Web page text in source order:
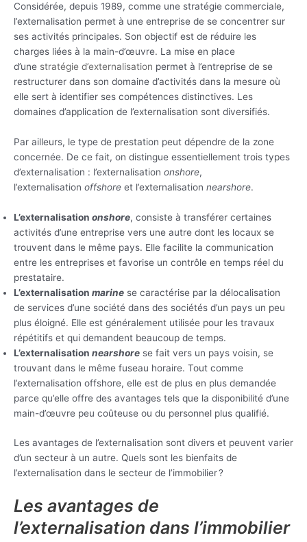
Considérée, depuis 1989, comme une stratégie commerciale,
l’externalisation permet à une entreprise de se concentrer sur
ses activités principales. Son objectif est de réduire les
charges liées à la main-d’œuvre. La mise en place
d’une stratégie d’externalisation permet à l’entreprise de se
restructurer dans son domaine d’activités dans la mesure où
elle sert à identifier ses compétences distinctives. Les
domaines d’application de l’externalisation sont diversifiés.
Par ailleurs, le type de prestation peut dépendre de la zone
concernée. De ce fait, on distingue essentiellement trois types
d’externalisation : l’externalisation onshore,
l’externalisation offshore et l’externalisation nearshore.
L’externalisation onshore, consiste à transférer certaines
activités d’une entreprise vers une autre dont les locaux se
trouvent dans le même pays. Elle facilite la communication
entre les entreprises et favorise un contrôle en temps réel du
prestataire.
L’externalisation marine se caractérise par la délocalisation
de services d’une société dans des sociétés d’un pays un peu
plus éloigné. Elle est généralement utilisée pour les travaux
répétitifs et qui demandent beaucoup de temps.
L’externalisation nearshore se fait vers un pays voisin, se
trouvant dans le même fuseau horaire. Tout comme
l’externalisation offshore, elle est de plus en plus demandée
parce qu’elle offre des avantages tels que la disponibilité d’une
main-d’œuvre peu coûteuse ou du personnel plus qualifié.
Les avantages de l’externalisation sont divers et peuvent varier
d’un secteur à un autre. Quels sont les bienfaits de
l’externalisation dans le secteur de l’immobilier ?
Les avantages de
l’externalisation dans l’immobilier